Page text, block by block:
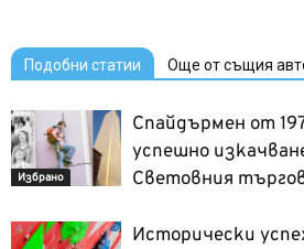
Подобни статии Още от същия
Избрано
Спайдърмен от
успешно
Световния
Исторически